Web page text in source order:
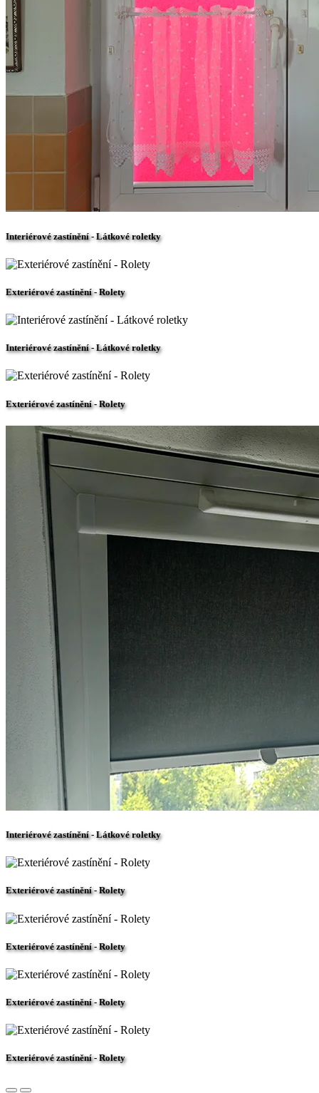
Interiérové zastínění - Látkové roletky
Exteriérové zastínění - Rolety
Interiérové zastínění - Látkové roletky
Exteriérové zastínění - Rolety
Interiérové zastínění - Látkové roletky
Exteriérové zastínění - Rolety
Exteriérové zastínění - Rolety
Exteriérové zastínění - Rolety
Exteriérové zastínění - Rolety